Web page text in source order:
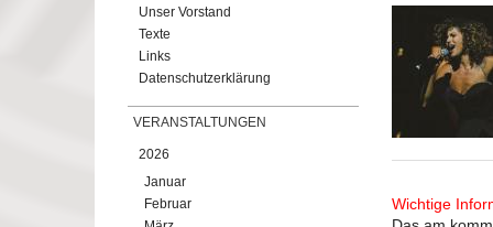
Unser Vorstand
Texte
Links
Datenschutzerklärung
VERANSTALTUNGEN
2026
Januar
Februar
Wichtige